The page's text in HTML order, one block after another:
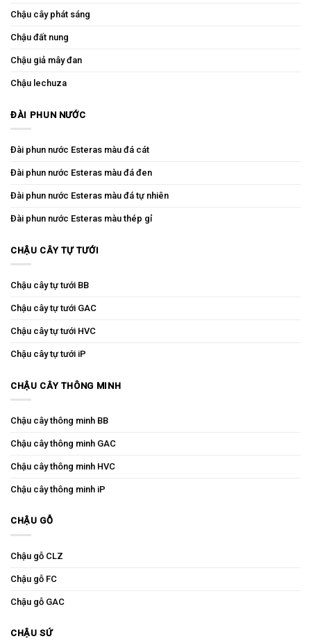
Chậu cây phát sáng
Chậu đất nung
Chậu giả mây đan
Chậu lechuza
ĐÀI PHUN NƯỚC
Đài phun nước Esteras màu đá cát
Đài phun nước Esteras màu đá đen
Đài phun nước Esteras màu đá tự nhiên
Đài phun nước Esteras màu thép gỉ
CHẬU CÂY TỰ TƯỚI
Chậu cây tự tưới BB
Chậu cây tự tưới GAC
Chậu cây tự tưới HVC
Chậu cây tự tưới iP
CHẬU CÂY THÔNG MINH
Chậu cây thông minh BB
Chậu cây thông minh GAC
Chậu cây thông minh HVC
Chậu cây thông minh iP
CHẬU GỖ
Chậu gỗ CLZ
Chậu gỗ FC
Chậu gỗ GAC
CHẬU SỨ